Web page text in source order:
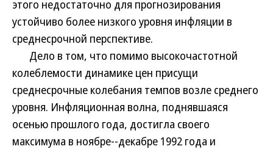
этого недостаточно для прогнозирования
устойчиво более низкого уровня инфляции в
среднесрочной перспективе.
Дело в том, что помимо высокочастотной
колеблемости динамике цен присущи
среднесрочные колебания темпов возле среднего
уровня. Инфляционная волна, поднявшаяся
осенью прошлого года, достигла своего
максимума в ноябре--декабре 1992 года и